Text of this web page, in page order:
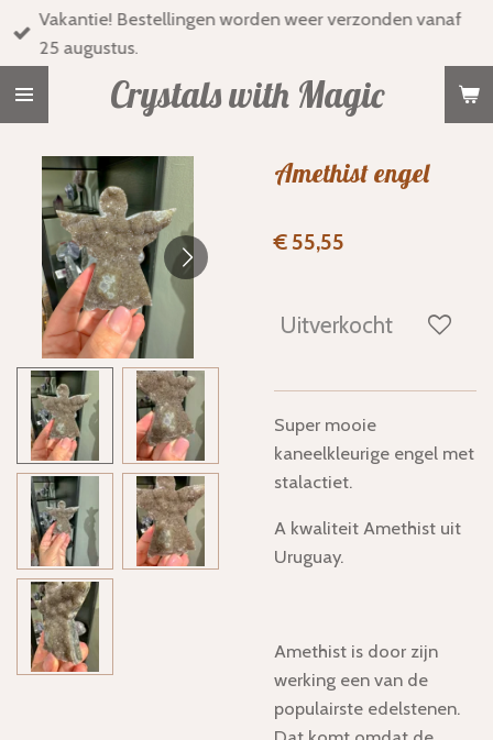
Ga
direct
Crystals with Magic
Vakantie! Bestellingen worden weer verzonden vanaf
25 augustus.
Amethist engel
€ 55,55
Uitverkocht
Super mooie
kaneelkleurige engel met
stalactiet.
A kwaliteit Amethist uit
Uruguay.
Amethist is door zijn
werking een van de
populairste edelstenen.